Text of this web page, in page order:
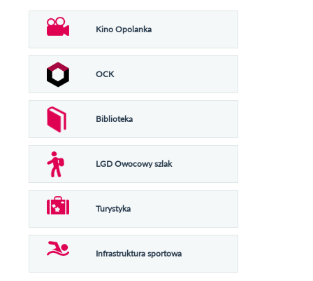
Kino Opolanka
OCK
Biblioteka
LGD Owocowy szlak
Turystyka
Infrastruktura sportowa